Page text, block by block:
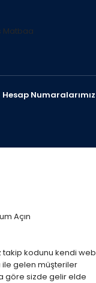
Hesap Numaralarımız
Açın
takip kodunu kendi web
ile gelen müşteriler
göre sizde gelir elde